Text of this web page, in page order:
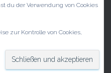
KONZERTE
KONTAKT
vonThemeIsle
du der Verwendung von Cookies
zur Kontrolle von Cookies,